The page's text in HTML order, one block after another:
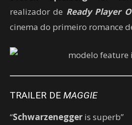
realizador de Ready Player
cinema do primeiro romance
TRAILER DE MAGGIE
“Schwarzenegger is superb”